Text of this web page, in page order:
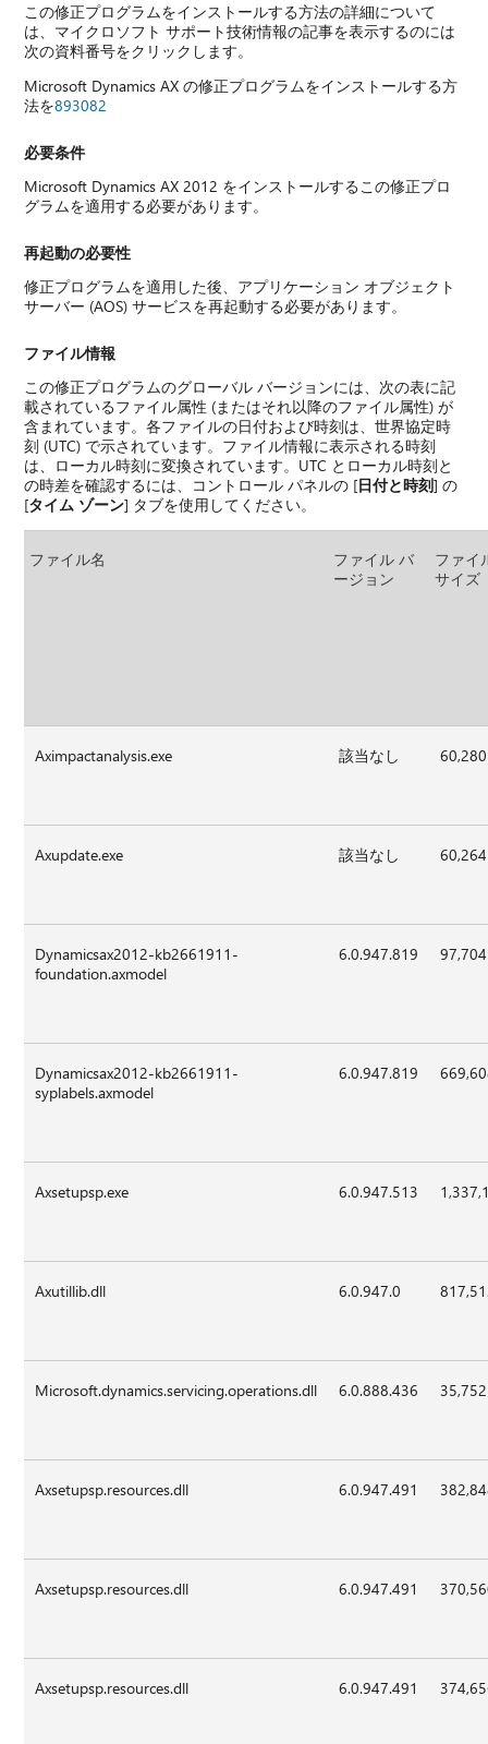
この修正プログラムをインストールする方法の詳細について
は、マイクロソフト サポート技術情報の記事を表示するのには
次の資料番号をクリックします。
Microsoft Dynamics AX の修正プログラムをインストールする方
法を893082
必要条件
Microsoft Dynamics AX 2012 をインストールするこの修正プロ
グラムを適用する必要があります。
再起動の必要性
修正プログラムを適用した後、アプリケーション オブジェクト
サーバー (AOS) サービスを再起動する必要があります。
ファイル情報
この修正プログラムのグローバル バージョンには、次の表に記
載されているファイル属性 (またはそれ以降のファイル属性) が
含まれています。各ファイルの日付および時刻は、世界協定時
刻 (UTC) で示されています。ファイル情報に表示される時刻
は、ローカル時刻に変換されています。UTC とローカル時刻と
の時差を確認するには、コントロール パネルの [日付と時刻] の
[タイム ゾーン] タブを使用してください。
ファイル名
ファイル バ
ージョン
ファイ
サイズ
Aximpactanalysis.exe 該当なし 60,280
Axupdate.exe 該当なし 60,264
Dynamicsax2012-kb2661911-
foundation.axmodel
6.0.947.819 97,704
Dynamicsax2012-kb2661911-
syplabels.axmodel
6.0.947.819
Axsetupsp.exe 6.0.947.513
Axutillib.dll 6.0.947.0
Microsoft.dynamics.servicing.operations.dll 6.0.888.436 35,752
Axsetupsp.resources.dll 6.0.947.491
Axsetupsp.resources.dll 6.0.947.491
Axsetupsp.resources.dll 6.0.947.491